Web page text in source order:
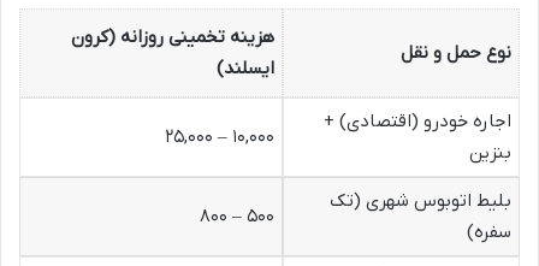
نوع حمل و نقل
هزینه تخمینی روزانه (کرون
ایسلند)
اجاره خودرو (اقتصادی) +
بنزین
۱۰,۰۰۰ – ۲۵,۰۰۰
بلیط اتوبوس شهری (تک
سفره)
۵۰۰ – ۸۰۰